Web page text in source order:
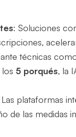
: Soluciones
técnicas
los 5 porqués, la
Las plataformas
de las medidas